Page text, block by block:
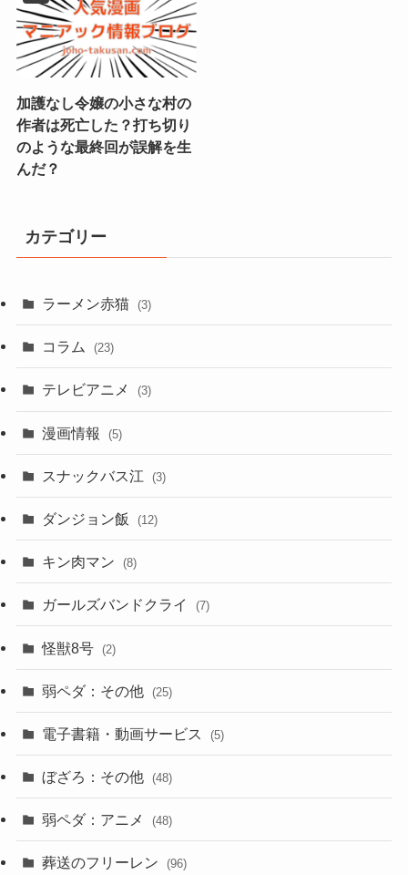
加護なし令嬢の小さな村の
作者は死亡した？打ち切り
のような最終回が誤解を生
んだ？
カテゴリー
ラーメン赤猫 (3)
コラム (23)
テレビアニメ (3)
漫画情報 (5)
スナックバス江 (3)
ダンジョン飯 (12)
キン肉マン (8)
ガールズバンドクライ (7)
怪獣8号 (2)
弱ペダ：その他 (25)
電子書籍・動画サービス (5)
ぼざろ：その他 (48)
弱ペダ：アニメ (48)
葬送のフリーレン (96)